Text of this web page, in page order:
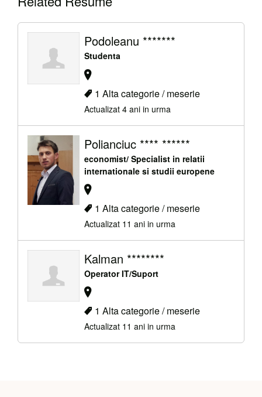
Podoleanu *******
Studenta
1 Alta categorie / meserie
Actualizat 4 ani in urma
Polianciuc **** ******
economist/ Specialist in relatii
internationale si studii europene
1 Alta categorie / meserie
Actualizat 11 ani in urma
Kalman ********
Operator IT/Suport
1 Alta categorie / meserie
Actualizat 11 ani in urma